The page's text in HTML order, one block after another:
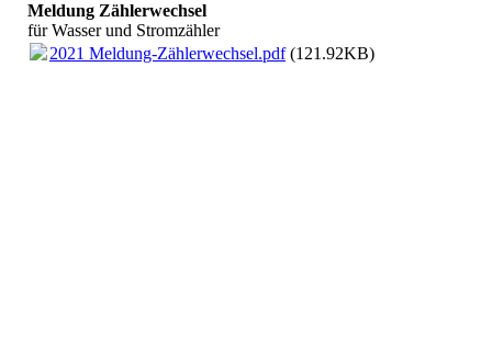
Meldung Zählerwechsel
für Wasser und Stromzähler
2021 Meldung-Zählerwechsel.pdf(121.92KB)